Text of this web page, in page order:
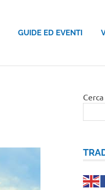
GUIDE ED EVENTI
Cerca